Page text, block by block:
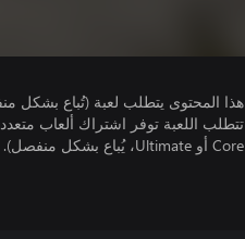
هذا المحتوى يتطلب لعبة (تُباع بشكل
Core أو Ultimate، يُباع بشكل منفصل).